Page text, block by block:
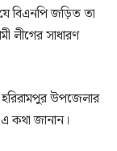
যে বিএনপি জড়িত তা
লীগের সাধারণ
উপজেলার
এ কথা জানান।